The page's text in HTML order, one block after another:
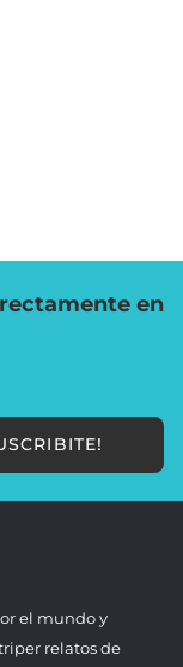
en
el mundo y
relatos de